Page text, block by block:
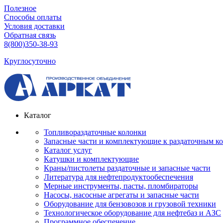
Полезное
Способы оплаты
Условия доставки
Обратная связь
8(800)350-38-93
Круглосуточно
Каталог
Топливораздаточные колонки
Запасные части и комплектующие к раздаточным
Каталог услуг
Катушки и комплектующие
Краны/пистолеты раздаточные и запасные части
Литература для нефтепродуктообеспечения
Мерные инструменты, пасты, пломбираторы
Насосы, насосные агрегаты и запасные части
Оборудование для бензовозов и грузовой техники
Технологическое оборудование для нефтебаз и АЗС